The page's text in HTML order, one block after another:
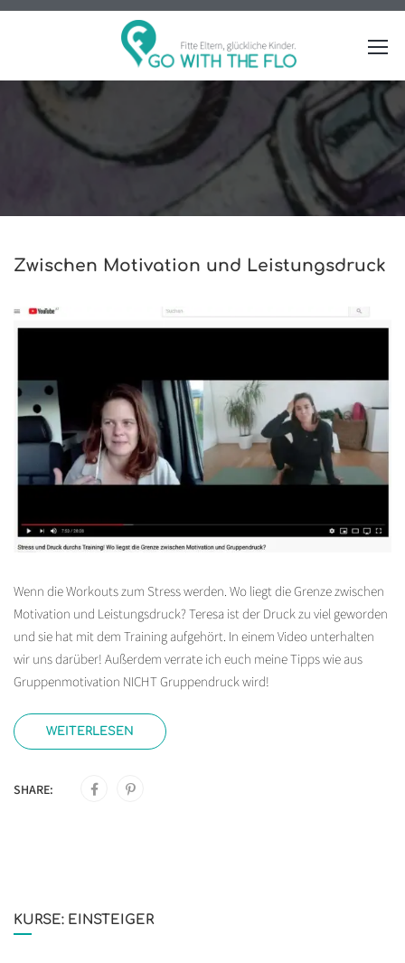
Zwischen Motivation und Leistungsdruck
Wenn die Workouts zum Stress werden. Wo liegt die Grenze zwischen
Motivation und Leistungsdruck? Teresa ist der Druck zu viel geworden
und sie hat mit dem Training aufgehört. In einem Video unterhalten
wir uns darüber! Außerdem verrate ich euch meine Tipps wie aus
Gruppenmotivation NICHT Gruppendruck wird!
WEITERLESEN
SHARE:
KURSE: EINSTEIGER